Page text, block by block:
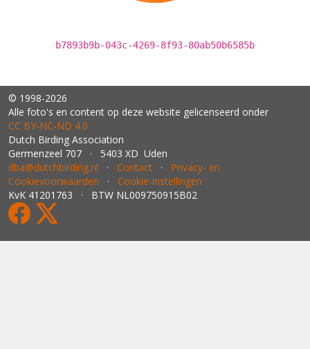
b7893b9b-043c-4269-8f93-80ab50b6585b
© 1998-2026
Alle foto's en content op deze website gelicenseerd onder
CC BY‑NC‑ND 4.0
Dutch Birding Association
Germenzeel 707 · 5403 XD Uden
dba@dutchbirding.nl · Contact · Privacy- en
Cookievoorwaarden · Cookie-instellingen
KvK 41201763 · BTW NL009750915B02